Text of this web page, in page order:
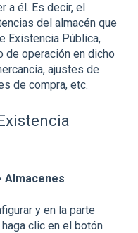
a él. Es decir, el
del almacén que
Existencia Pública,
de operación en dicho
ajustes de
de compra, etc.
Almacenes
y en la parte
clic en el botón